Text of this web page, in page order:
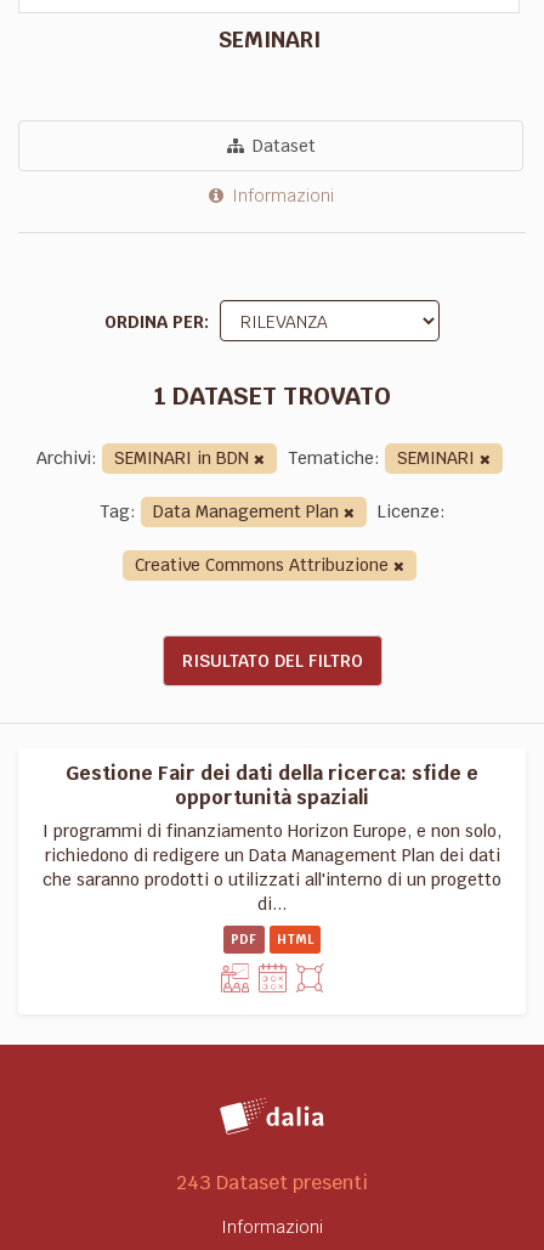
SEMINARI
Dataset
Informazioni
ORDINA PER
1 DATASET TROVATO
Archivi: SEMINARI in BDN Tematiche:
SEMINARI
Tag:
Data Management Plan
Licenze:
Creative Commons Attribuzione
RISULTATO DEL FILTRO
Gestione Fair dei dati della ricerca: sfide e
opportunità spaziali
I programmi di finanziamento Horizon Europe, e non solo,
richiedono di redigere un Data Management Plan dei dati
che saranno prodotti o utilizzati all'interno di un progetto
di...
PDF HTML
243 Dataset presenti
Informazioni